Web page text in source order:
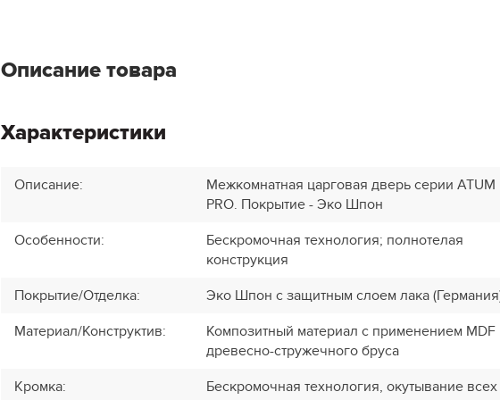
Описание товара
Характеристики
Описание:
Межкомнатная царговая дверь серии ATUM
PRO. Покрытие - Эко Шпон
Особенности:
Бескромочная технология; полнотелая
конструкция
Покрытие/Отделка:
Эко Шпон с защитным слоем лака
Материал/Конструктив:
Композитный материал с применением MDF
древесно-стружечного бруса
Кромка:
Бескромочная технология, окутывание всех